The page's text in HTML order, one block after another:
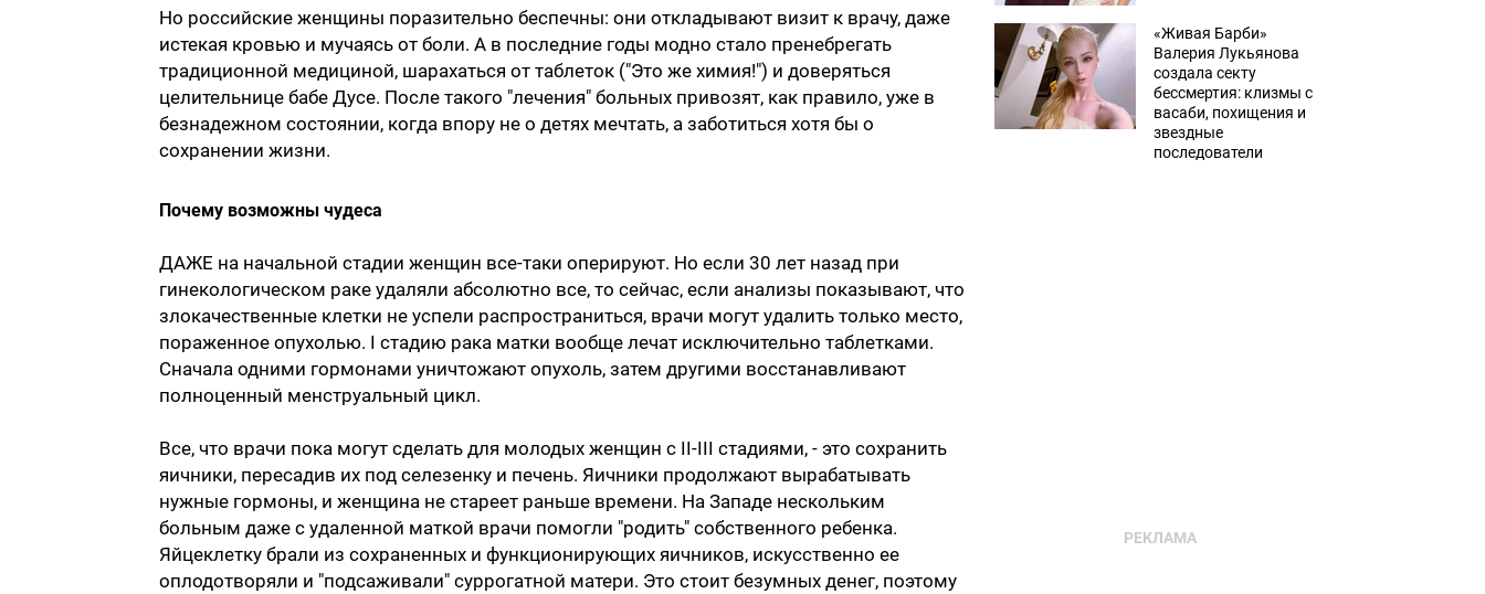
Но российские женщины поразительно беспечны: они откладывают визит к врачу, даже
истекая кровью и мучаясь от боли. А в последние годы модно стало пренебрегать
традиционной медициной, шарахаться от таблеток ("Это же химия!") и доверяться
целительнице бабе Дусе. После такого "лечения" больных привозят, как правило, уже в
безнадежном состоянии, когда впору не о детях мечтать, а заботиться хотя бы о
сохранении жизни.
Почему возможны чудеса
ДАЖЕ на начальной стадии женщин все-таки оперируют. Но если 30 лет назад при
гинекологическом раке удаляли абсолютно все, то сейчас, если анализы показывают, что
злокачественные клетки не успели распространиться, врачи могут удалить только место,
пораженное опухолью. I стадию рака матки вообще лечат исключительно таблетками.
Сначала одними гормонами уничтожают опухоль, затем другими восстанавливают
полноценный менструальный цикл.
Все, что врачи пока могут сделать для молодых женщин с II-III стадиями, - это сохранить
яичники, пересадив их под селезенку и печень. Яичники продолжают вырабатывать
нужные гормоны, и женщина не стареет раньше времени. На Западе нескольким
больным даже с удаленной маткой врачи помогли "родить" собственного ребенка.
Яйцеклетку брали из сохраненных и функционирующих яичников, искусственно ее
оплодотворяли и "подсаживали" суррогатной матери. Это стоит безумных денег, поэтому
«Живая Барби»
Валерия Лукьянова
создала секту
бессмертия: клизмы с
васаби, похищения и
звездные
последователи